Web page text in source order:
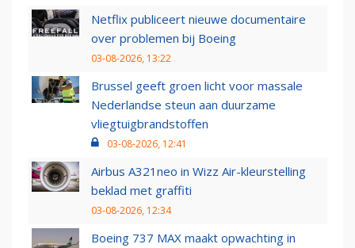
Netflix publiceert nieuwe documentaire
over problemen bij Boeing
03-08-2026, 13:22
Brussel geeft groen licht voor massale
Nederlandse steun aan duurzame
vliegtuigbrandstoffen
03-08-2026, 12:41
Airbus A321neo in Wizz Air-kleurstelling
beklad met graffiti
03-08-2026, 12:34
Boeing 737 MAX maakt opwachting in